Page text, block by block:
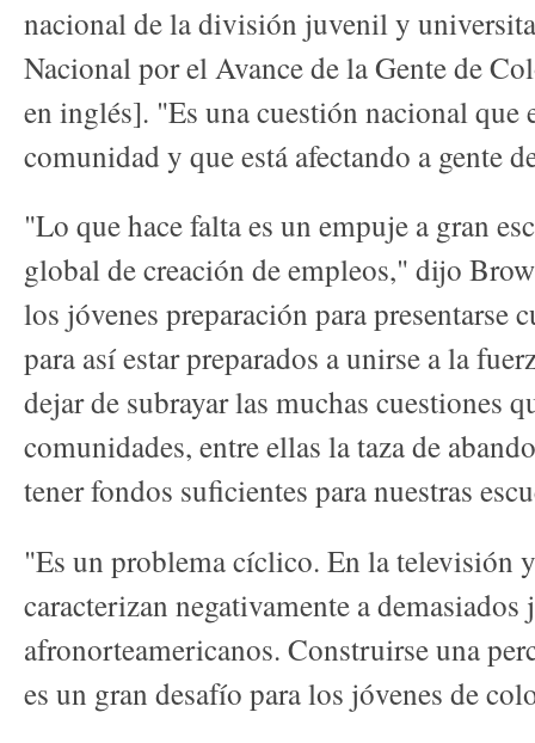
nacional de la división juvenil y
Nacional por el Avance de la Gente de
en inglés]. "Es una cuestión nacional que
comunidad y que está afectando a gente
"Lo que hace falta es un empuje a gran
global de creación de empleos," dijo
los jóvenes preparación para presentarse
para así estar preparados a unirse a la
dejar de subrayar las muchas cuestiones
comunidades, entre ellas la taza de
tener fondos suficientes para nuestras
"Es un problema cíclico. En la televisión
caracterizan negativamente a demasiados
afronorteamericanos. Construirse una
es un gran desafío para los jóvenes de